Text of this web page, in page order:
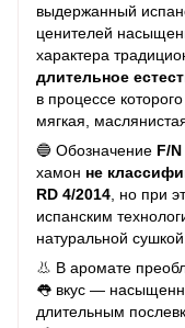
выдержанный
ценителей
характера
длительное
в процессе
мягкая,
🔵 Обозначение F/
хамон не
RD 4/2014 , но при
испанским
натуральной сушкой.
👃 В аромате
👅 вкус —
длительным